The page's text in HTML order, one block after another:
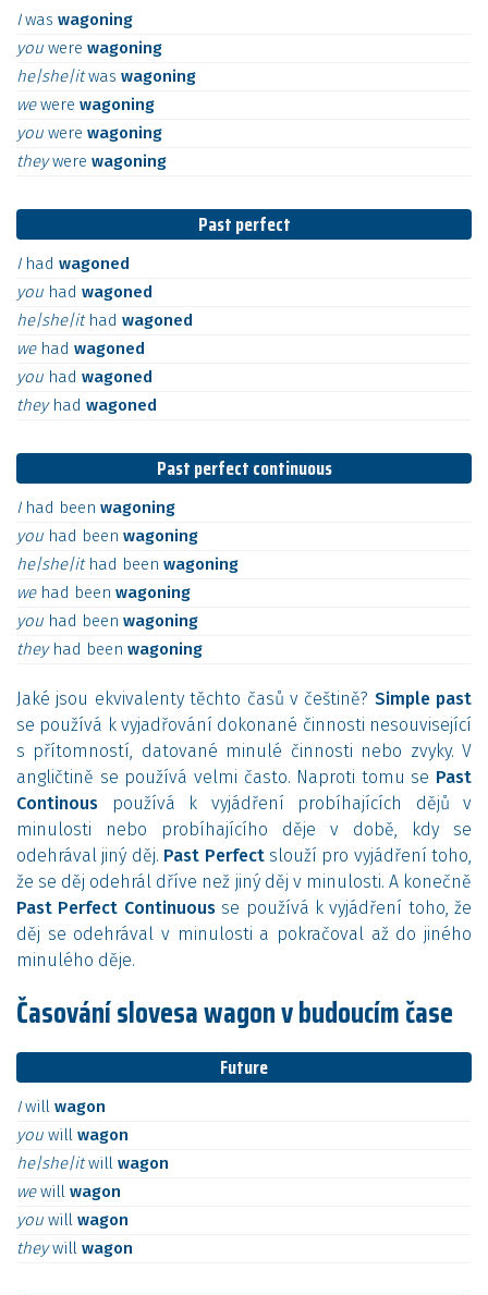
Iwas wagoning
you were wagoning
he|she|itwas wagoning
wewere wagoning
you were wagoning
theywere wagoning
Past perfect
I had wagoned
you had wagoned
he|she|it had wagoned
we had wagoned
you had wagoned
they had wagoned
Past perfect continuous
I had been wagoning
you had been wagoning
he|she|it had been wagoning
we had been wagoning
you had been wagoning
they had been wagoning
Jaké jsou ekvivalenty těchto časů v češtině? Simple past
se používá k vyjadřování dokonané činnosti nesouvisející
s přítomností, datované minulé činnosti nebo zvyky. V
angličtině se používá velmi často. Naproti tomu se Past
Continous používá k vyjádření probíhajících dějů v
minulosti nebo probíhajícího děje v době, kdy se
odehrával jiný děj. Past Perfectslouží pro vyjádření toho,
že se děj odehrál dříve než jiný děj v minulosti. A konečně
Past Perfect Continuousse používá k vyjádření toho, že
děj se odehrával v minulosti a pokračoval až do jiného
minulého děje.
Časování slovesa wagon v budoucím čase
Future
Iwill wagon
you will wagon
he|she|itwill wagon
wewill wagon
you will wagon
theywill wagon